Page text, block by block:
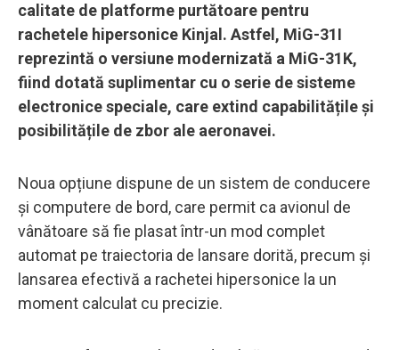
calitate de platforme purtătoare pentru
rachetele hipersonice Kinjal. Astfel, MiG-31I
reprezintă o versiune modernizată a MiG-31K,
fiind dotată suplimentar cu o serie de sisteme
electronice speciale, care extind capabilitățile și
posibilitățile de zbor ale aeronavei.
Noua opțiune dispune de un sistem de conducere
și computere de bord, care permit ca avionul de
vânătoare să fie plasat într-un mod complet
automat pe traiectoria de lansare dorită, precum și
lansarea efectivă a rachetei hipersonice la un
moment calculat cu precizie.